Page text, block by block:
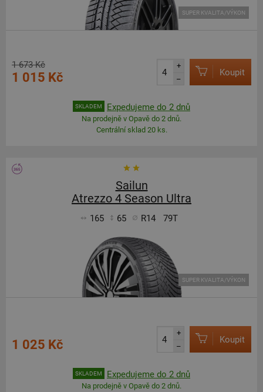
SUPER KVALITA/VÝKON
1 673 Kč
1 015 Kč
+
–
Koupit
SKLADEM Expedujeme do 2 dnů
Na prodejně v Opavě do 2 dnů.
Centrální sklad 20 ks.
Sailun
Atrezzo 4 Season Ultra
165 65 R14 79T
SUPER KVALITA/VÝKON
1 025 Kč
+
–
Koupit
SKLADEM Expedujeme do 2 dnů
Na prodejně v Opavě do 2 dnů.